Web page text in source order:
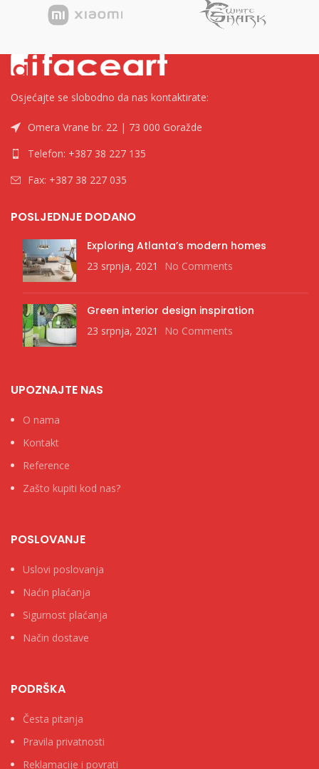
Osjećajte se slobodno da nas kontaktirate:
Omera Vrane br. 22 | 73 000 Goražde
Telefon: +387 38 227 135
Fax: +387 38 227 035
POSLJEDNJE DODANO
Exploring Atlanta’s modern homes
23 srpnja, 2021 No Comments
Green interior design inspiration
23 srpnja, 2021 No Comments
UPOZNAJTE NAS
O nama
Kontakt
Reference
Zašto kupiti kod nas?
POSLOVANJE
Uslovi poslovanja
Naćin plaćanja
Sigurnost plaćanja
Način dostave
PODRŠKA
Česta pitanja
Pravila privatnosti
Reklamacije i povrati